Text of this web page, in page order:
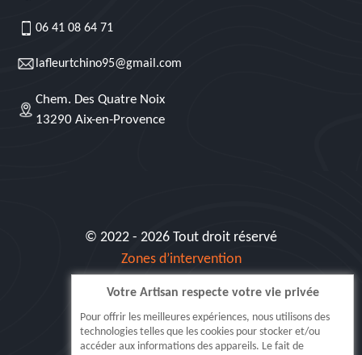
06 41 08 64 71
lafleurtchino95@gmail.com
Chem. Des Quatre Noix
13290 Aix-en-Provence
© 2022 - 2026 Tout droit réservé
Zones d’intervention
Siret: 515 062 404 000 30
Votre Artisan respecte votre vie privée
Pour offrir les meilleures expériences, nous utilisons des
technologies telles que les cookies pour stocker et/ou
accéder aux informations des appareils. Le fait de